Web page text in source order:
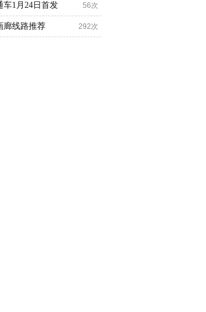
车1月24日首发 56次
廊线路推荐 292次